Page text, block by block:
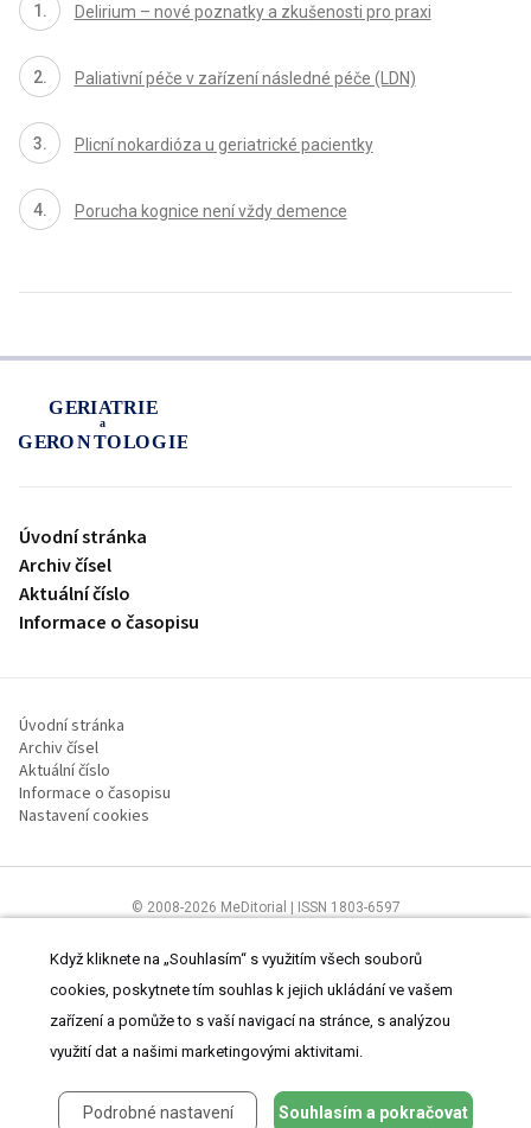
Delirium – nové poznatky a zkušenosti pro praxi
Paliativní péče v zařízení následné péče (LDN)
Plicní nokardióza u geriatrické pacientky
Porucha kognice není vždy demence
Úvodní stránka
Archiv čísel
Aktuální číslo
Informace o časopisu
Úvodní stránka
Archiv čísel
Aktuální číslo
Informace o časopisu
Nastavení cookies
© 2008-2026 MeDitorial | ISSN 1803-6597
zdravotnictví.Čtěte prohlášeníaZásady zpracování osobních údajů
Když kliknete na „Souhlasím“ s využitím všech souborů
cookies, poskytnete tím souhlas k jejich ukládání ve vašem
zařízení a pomůže to s vaší navigací na stránce, s analýzou
využití dat a našimi marketingovými aktivitami.
Podrobné nastavení Souhlasím a pokračovat